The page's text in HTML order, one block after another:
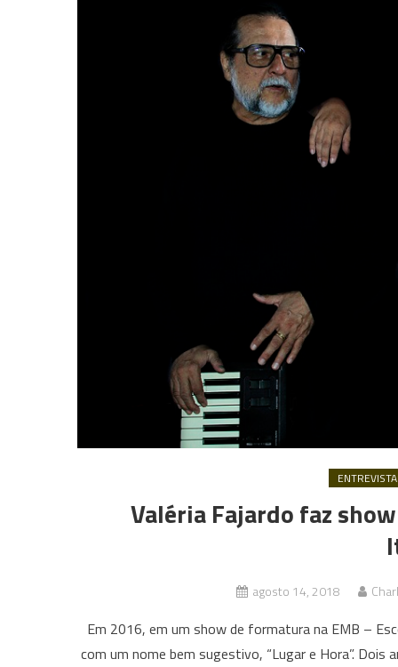
Valéria Fajardo faz
agosto 14, 2018
Em 2016, em um show de formatura na EMB –
com um nome bem sugestivo, “Lugar e Hora”.